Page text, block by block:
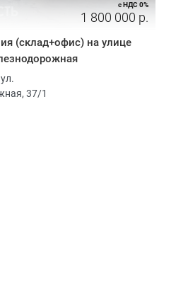
с НДС 0%
1 800 000 р.
(склад+офис) на улице
37/1